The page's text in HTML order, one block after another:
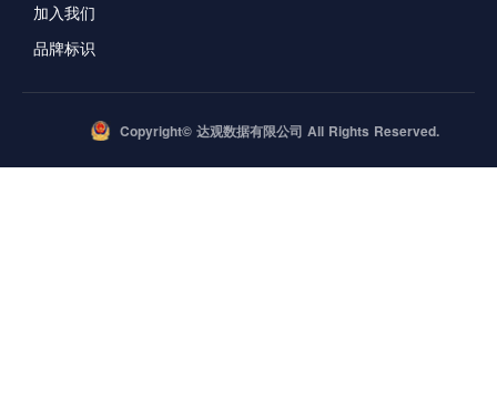
加入我们
品牌标识
Copyright© 达观数据有限公司 All Rights Reserved.